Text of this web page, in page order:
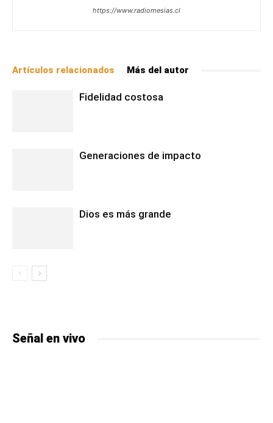
https://www.radiomesias.cl
Artículos relacionados Más del autor
Fidelidad costosa
Generaciones de impacto
Dios es más grande
Señal en vivo